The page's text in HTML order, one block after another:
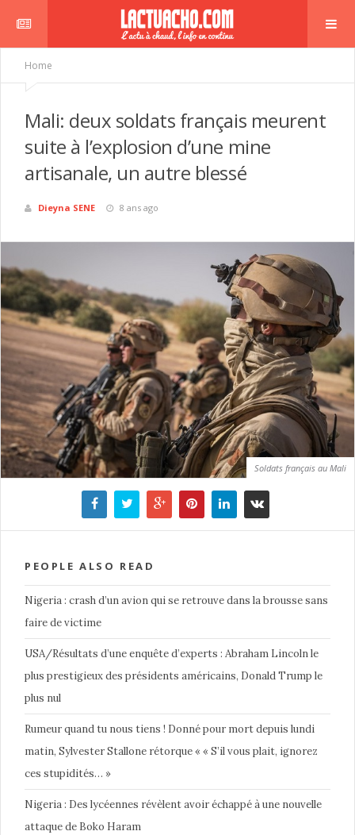
Home
Mali: deux soldats français meurent
suite à l’explosion d’une mine
artisanale, un autre blessé
Dieyna SENE 8 ans ago
Soldats français au Mali
PEOPLE ALSO READ
Nigeria : crash d’un avion qui se retrouve dans la brousse sans
faire de victime
USA/Résultats d’une enquête d’experts : Abraham Lincoln le
plus prestigieux des présidents américains, Donald Trump le
plus nul
Rumeur quand tu nous tiens ! Donné pour mort depuis lundi
matin, Sylvester Stallone rétorque « « S’il vous plait, ignorez
ces stupidités… »
Nigeria : Des lycéennes révèlent avoir échappé à une nouvelle
attaque de Boko Haram